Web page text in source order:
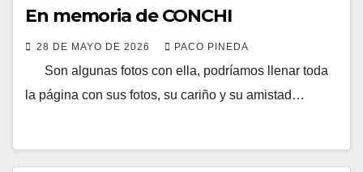
En memoria de CONCHI
28 DE MAYO DE 2026 PACO PINEDA
Son algunas fotos con ella, podríamos llenar toda
la página con sus fotos, su cariño y su amistad…